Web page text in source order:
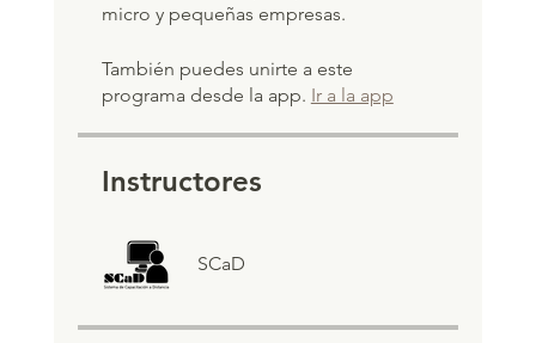
micro y pequeñas empresas.
También puedes unirte a este
programa desde la app. Ir a la app
Instructores
SCaD